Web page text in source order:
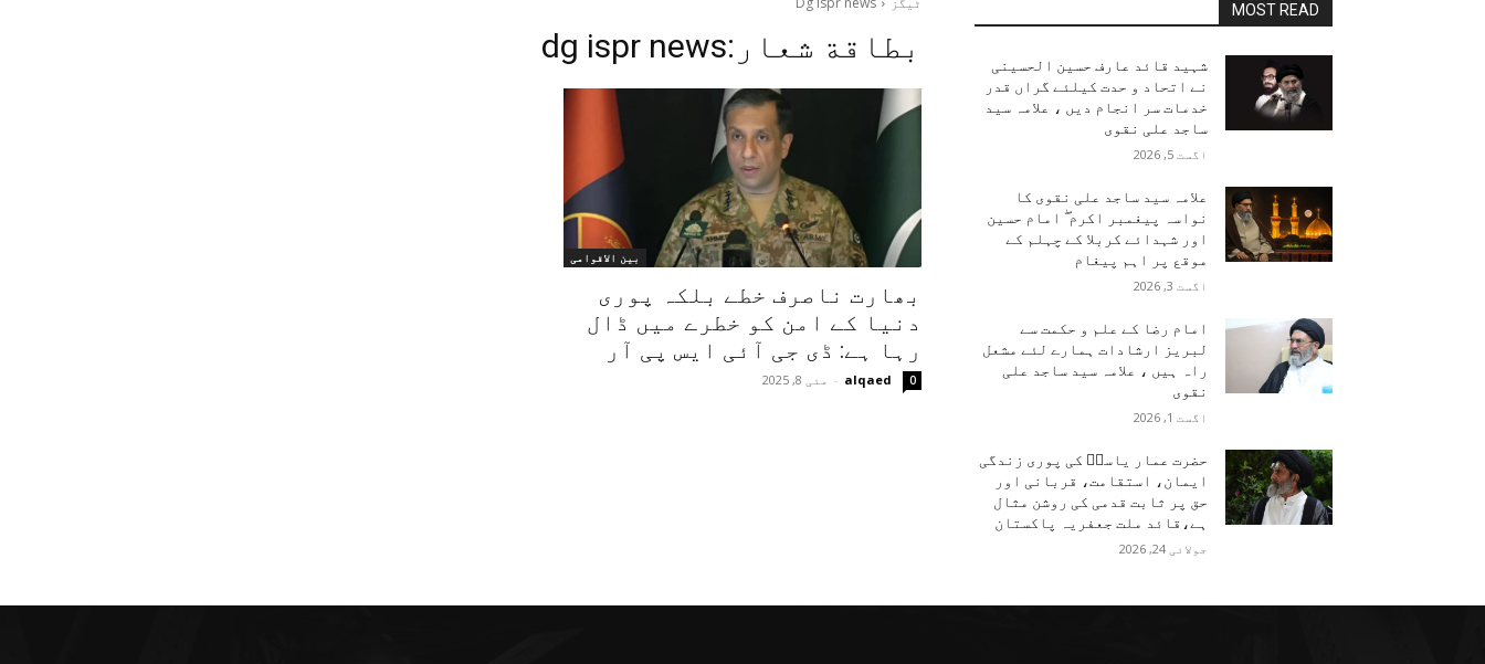
بطاقة شعار:dg ispr news
بین الاقوامی
بھارت ناصرف خطے بلکہ پوری
دنیا کے امن کو خطرے میں ڈال
رہا ہے: ڈی جی آئی ایس پی آر
alqaed
- مئی 8, 2025 0
MOST READ
شہید قائد عارف حسین الحسینی
نے اتحاد و حدت کیلئے گراں قدر
خدمات سر انجام دیں ، علامہ سید
ساجد علی نقوی
اگست 5, 2026
علامہ سید ساجد علی نقوی کا
نواسہ پیغمبر اکرم ۖ امام حسین
اور شہدائے کربلا کے چہلم کے
موقع پر اہم پیغام
اگست 3, 2026
امام رضا کے علم و حکمت سے
لبریز ارشادات ہمارے لئے مشعل
راہ ہیں ، علامہ سید ساجد علی
نقوی
اگست 1, 2026
حضرت عمار یاسرؑ کی پوری زندگی
ایمان، استقامت، قربانی اور
حق پر ثابت قدمی کی روشن مثال
ہے،قائد ملت جعفریہ پاکستان
جولائی 24, 2026